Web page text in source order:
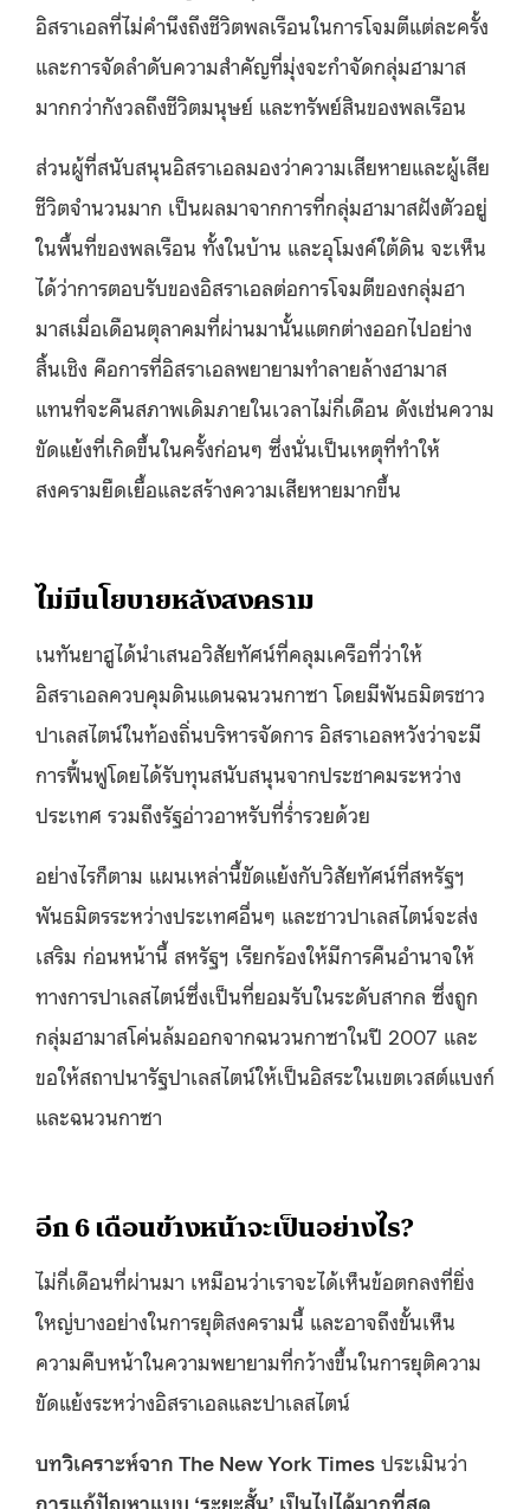
อิสราเอลที่ไม่คำนึงถึงชีวิตพลเรือนในการโจมตีแต่ละครั้ง
และการจัดลำดับความสำคัญที่มุ่งจะกำจัดกลุ่มฮามาส
มากกว่ากังวลถึงชีวิตมนุษย์ และทรัพย์สินของพลเรือน
ส่วนผู้ที่สนับสนุนอิสราเอลมองว่าความเสียหายและผู้เสีย
ชีวิตจำนวนมาก เป็นผลมาจากการที่กลุ่มฮามาสฝังตัวอยู่
ในพื้นที่ของพลเรือน ทั้งในบ้าน และอุโมงค์ใต้ดิน จะเห็น
ได้ว่าการตอบรับของอิสราเอลต่อการโจมตีของกลุ่มฮา
มาสเมื่อเดือนตุลาคมที่ผ่านมานั้นแตกต่างออกไปอย่าง
สิ้นเชิง คือการที่อิสราเอลพยายามทำลายล้างฮามาส
แทนที่จะคืนสภาพเดิมภายในเวลาไม่กี่เดือน ดังเช่นความ
ขัดแย้งที่เกิดขึ้นในครั้งก่อนๆ ซึ่งนั่นเป็นเหตุที่ทำให้
สงครามยืดเยื้อและสร้างความเสียหายมากขึ้น
ไม่มีนโยบายหลังสงคราม
เนทันยาฮูได้นำเสนอวิสัยทัศน์ที่คลุมเครือที่ว่าให้
อิสราเอลควบคุมดินแดนฉนวนกาซา โดยมีพันธมิตรชาว
ปาเลสไตน์ในท้องถิ่นบริหารจัดการ อิสราเอลหวังว่าจะมี
การฟื้นฟูโดยได้รับทุนสนับสนุนจากประชาคมระหว่าง
ประเทศ รวมถึงรัฐอ่าวอาหรับที่ร่ำรวยด้วย
อย่างไรก็ตาม แผนเหล่านี้ขัดแย้งกับวิสัยทัศน์ที่สหรัฐฯ
พันธมิตรระหว่างประเทศอื่นๆ และชาวปาเลสไตน์จะส่ง
เสริม ก่อนหน้านี้ สหรัฐฯ เรียกร้องให้มีการคืนอำนาจให้
ทางการปาเลสไตน์ซึ่งเป็นที่ยอมรับในระดับสากล ซึ่งถูก
กลุ่มฮามาสโค่นล้มออกจากฉนวนกาซาในปี 2007 และ
ขอให้สถาปนารัฐปาเลสไตน์ให้เป็นอิสระในเขตเวสต์แบงก์
และฉนวนกาซา
อีก 6 เดือนข้างหน้าจะเป็นอย่างไร?
ไม่กี่เดือนที่ผ่านมา เหมือนว่าเราจะได้เห็นข้อตกลงที่ยิ่ง
ใหญ่บางอย่างในการยุติสงครามนี้ และอาจถึงขั้นเห็น
ความคืบหน้าในความพยายามที่กว้างขึ้นในการยุติความ
ขัดแย้งระหว่างอิสราเอลและปาเลสไตน์
บทวิเคราะห์จาก The New York Times ประเมินว่า
การแก้ปัญหาแบบ ‘ระยะสั้น’ เป็นไปได้มากที่สุด